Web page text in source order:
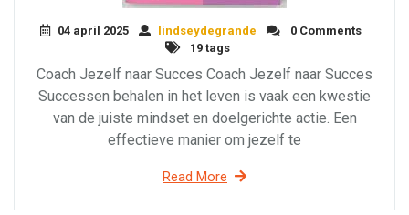
04 april 2025 lindseydegrande
0 Comments
19 tags
Coach Jezelf naar Succes Coach Jezelf naar Succes
Successen behalen in het leven is vaak een kwestie
van de juiste mindset en doelgerichte actie. Een
effectieve manier om jezelf te
Read More